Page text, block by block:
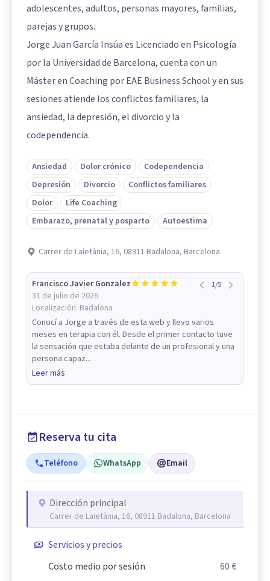
adolescentes, adultos, personas mayores, familias,
parejas y grupos.
Jorge Juan García Insúa es Licenciado en Psicología
por la Universidad de Barcelona, cuenta con un
Máster en Coaching por EAE Business School y en sus
sesiones atiende los conflictos familiares, la
ansiedad, la depresión, el divorcio y la
codependencia.
Ansiedad Dolor crónico
Codependencia
Depresión
Divorcio
Conflictos familiares
Dolor
Life Coaching
Embarazo, prenatal y posparto
Autoestima
Carrer de Laietània, 16, 08911 Badalona, Barcelona
Francisco Javier Gonzalez
31 de julio de 2026
Localización: Badalona
1/5
Conocí a Jorge a través de esta web y llevo varios
meses en terapia con él. Desde el primer contacto tuve
la sensación que estaba delante de un profesional y una
persona capaz...
Leer más
Reserva tu cita
Teléfono WhatsApp Email
Dirección principal
Carrer de Laietània, 16, 08911 Badalona, Barcelona
Servicios y precios
Costo medio por sesión
60 €